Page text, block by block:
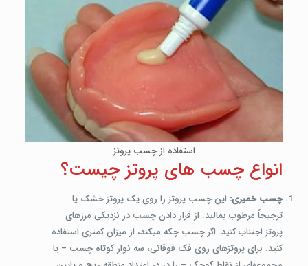
استفاده از چسب پروتز
انواع چسب های پروتز چیست؟
چسب خمیری: این چسب پروتز را روی یک پروتز خشک یا
ترجیحاً مرطوب بمالید. از قرار دادن چسب در نزدیکی مرزهای
پروتز اجتناب کنید. اگر چسب چکه می­کند، از میزان کمتری استفاده
کنید. برای پروتزهای روی فک فوقانی، سه نوار کوتاه چسب – یا